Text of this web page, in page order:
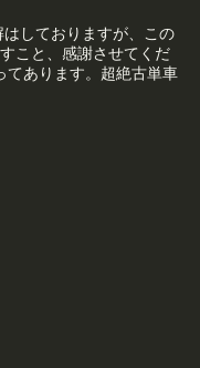
しておりますが、この
こと、感謝させてくだ
てあります。超絶古単車